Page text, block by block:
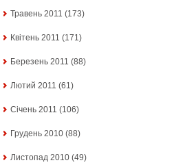
Травень 2011 (173)
Квітень 2011 (171)
Березень 2011 (88)
Лютий 2011 (61)
Січень 2011 (106)
Грудень 2010 (88)
Листопад 2010 (49)